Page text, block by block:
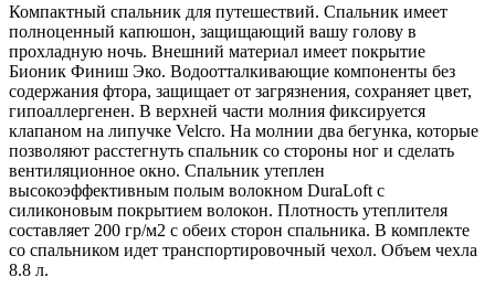
Компактный спальник для путешествий. Спальник имеет
полноценный капюшон, защищающий вашу голову в
прохладную ночь. Внешний материал имеет покрытие
Бионик Финиш Эко. Водоотталкивающие компоненты без
содержания фтора, защищает от загрязнения, сохраняет цвет,
гипоаллергенен. В верхней части молния фиксируется
клапаном на липучке Velcro. На молнии два бегунка, которые
позволяют расстегнуть спальник со стороны ног и сделать
вентиляционное окно. Спальник утеплен
высокоэффективным полым волокном DuraLoft с
силиконовым покрытием волокон. Плотность утеплителя
составляет 200 гр/м2 с обеих сторон спальника. В комплекте
со спальником идет транспортировочный чехол. Объем чехла
8.8 л.